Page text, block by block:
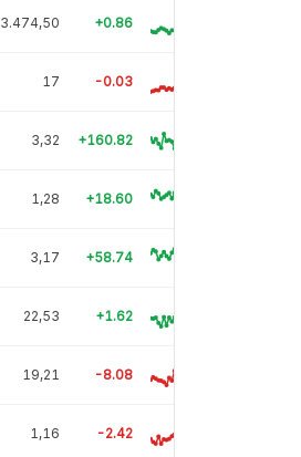
3.474,50 +0.86
17 -0.03
3,32 +160.82
1,28 +18.60
3,17 +58.74
22,53 +1.62
19,21 -8.08
1,16 -2.42